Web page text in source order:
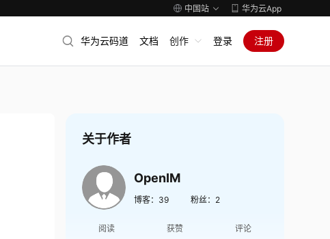
中国站 华为云App
华为云码道 文档 创作 登录 注册
关于作者
OpenIM
博客： 39 粉丝： 2
阅读 获赞 评论